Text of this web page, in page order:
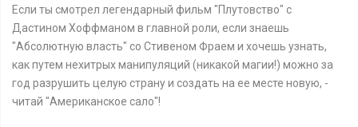
Если ты смотрел легендарный фильм "Плутовство" с
Дастином Хоффманом в главной роли, если знаешь
"Абсолютную власть" со Стивеном Фраем и хочешь узнать,
как путем нехитрых манипуляций (никакой магии!) можно за
год разрушить целую страну и создать на ее месте новую, -
читай "Американское сало"!